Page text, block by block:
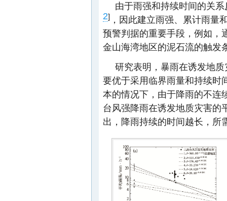
由于雨强和持续时间的关
2] ，因此建立雨强、累计雨量
预警判据的重要手段，例如，
金山海湾地区的泥石流的触发
研究表明，暴雨在诱发地
要优于采用临界雨量和持续时
本的情况下，由于降雨的不连
台风强降雨在诱发地质灾害的
出，降雨持续的时间越长，所